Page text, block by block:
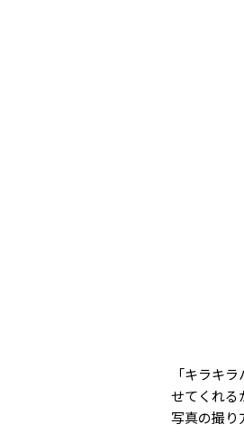
「キラキ
せてくれる
写真の撮り